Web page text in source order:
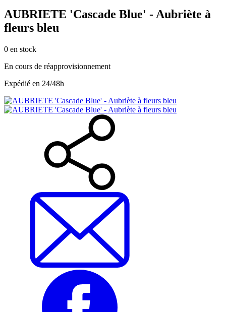
AUBRIETE 'Cascade Blue' - Aubriète à
fleurs bleu
0 en stock
En cours de réapprovisionnement
Expédié en 24/48h